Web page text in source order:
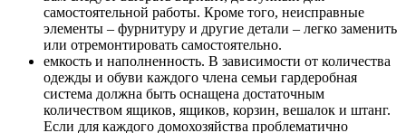
самостоятельной работы. Кроме того, неисправные
элементы – фурнитуру и другие детали – легко заменить
или отремонтировать самостоятельно.
емкость и наполненность. В зависимости от количества
одежды и обуви каждого члена семьи гардеробная
система должна быть оснащена достаточным
количеством ящиков, ящиков, корзин, вешалок и штанг.
Если для каждого домохозяйства проблематично